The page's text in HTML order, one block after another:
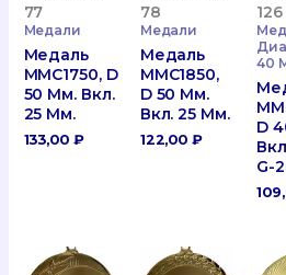
77
Медали
Медаль
MMC1750, D
50 Мм. Вкл.
25 Мм.
133,00 ₽
78
Медали
Медаль
MMC1850,
D 50 Мм.
Вкл. 25 Мм.
122,00₽
126
40
D
G-